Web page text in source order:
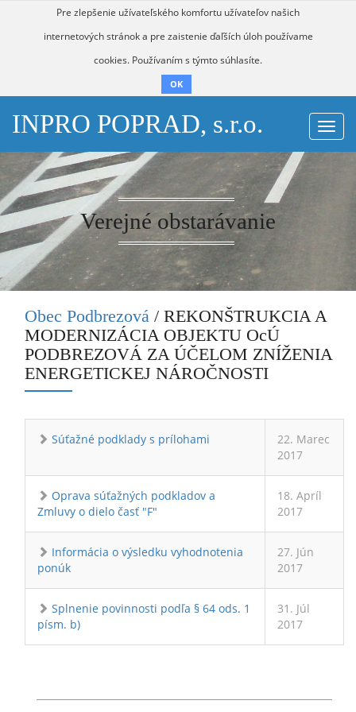
Pre zlepšenie užívateľského komfortu užívateľov našich
internetových stránok a pre zaistenie ďaľších úloh používame
cookies. Používaním s týmto súhlasíte.
OK
INPRO POPRAD, s.r.o.
Verejné obstarávanie
Obec Podbrezová / REKONŠTRUKCIA A
MODERNIZÁCIA OBJEKTU OcÚ
PODBREZOVÁ ZA ÚČELOM ZNÍŽENIA
ENERGETICKEJ NÁROČNOSTI
Súťažné podklady s prílohami
22. Marec
2017
Oprava súťažných podkladov a
Zmluvy o dielo časť "F"
18. Apríl
2017
Informácia o výsledku vyhodnotenia
ponúk
27. Jún
2017
Splnenie povinnosti podľa § 64 ods. 1
písm. b)
31. Júl
2017